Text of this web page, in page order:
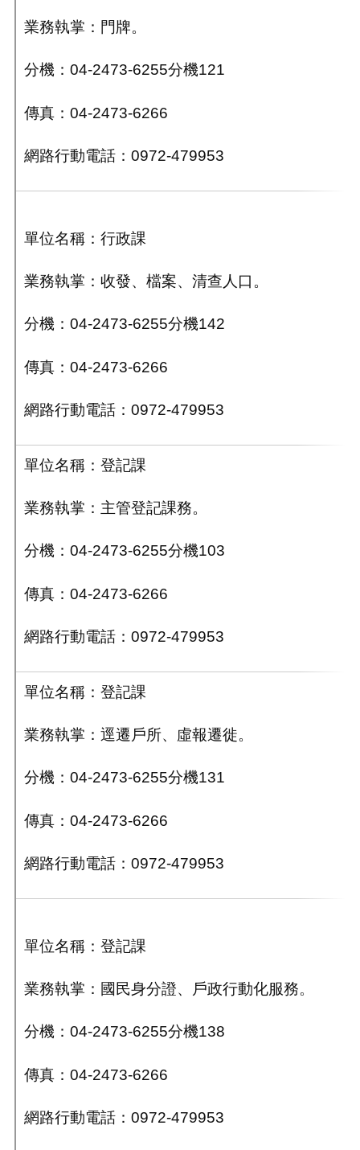
業務執掌：門牌。
分機：04-2473-6255分機121
傳真：04-2473-6266
網路行動電話：0972-479953
單位名稱：行政課
業務執掌：收發、檔案、清查人口。
分機：04-2473-6255分機142
傳真：04-2473-6266
網路行動電話：0972-479953
單位名稱：登記課
業務執掌：主管登記課務。
分機：04-2473-6255分機103
傳真：04-2473-6266
網路行動電話：0972-479953
單位名稱：登記課
業務執掌：逕遷戶所、虛報遷徙。
分機：04-2473-6255分機131
傳真：04-2473-6266
網路行動電話：0972-479953
單位名稱：登記課
業務執掌：國民身分證、 戶政行動化服務。
分機：04-2473-6255分機138
傳真：04-2473-6266
網路行動電話：0972-479953